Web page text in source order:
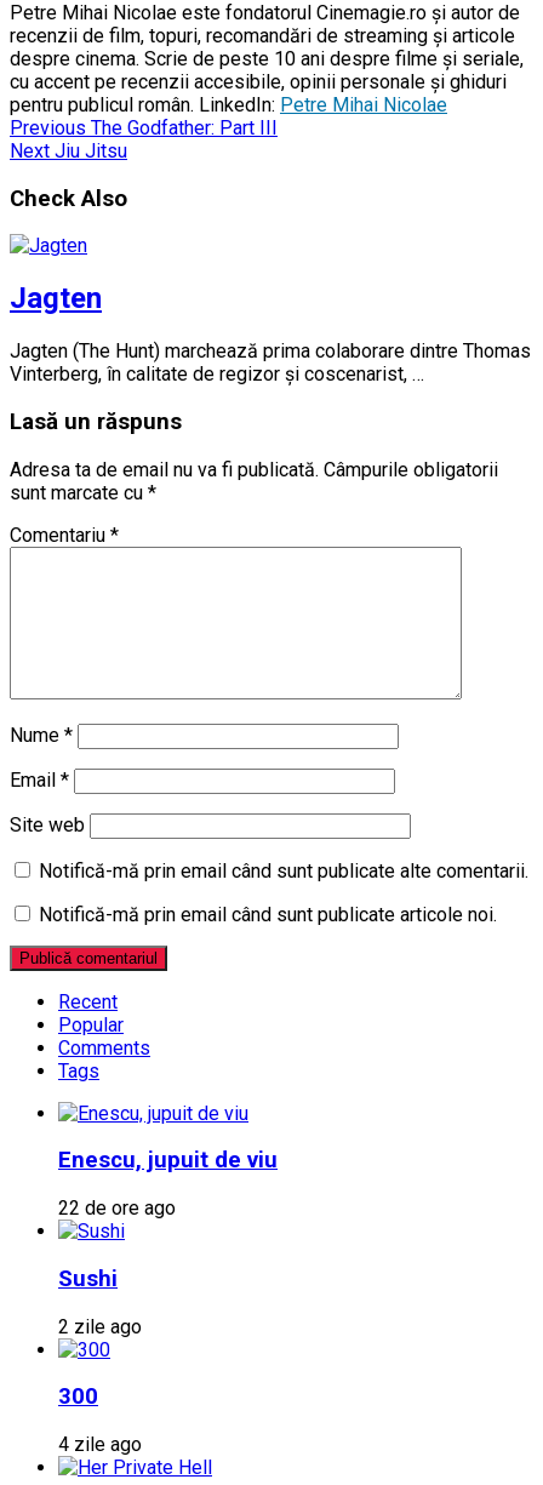
Petre Mihai Nicolae este fondatorul Cinemagie.ro și autor de
recenzii de film, topuri, recomandări de streaming și articole
despre cinema. Scrie de peste 10 ani despre filme și seriale,
cu accent pe recenzii accesibile, opinii personale și ghiduri
pentru publicul român. LinkedIn: Petre Mihai Nicolae
Previous The Godfather: Part III
Next Jiu Jitsu
Check Also
Jagten
Jagten (The Hunt) marchează prima colaborare dintre Thomas
Vinterberg, în calitate de regizor și coscenarist, …
Lasă un răspuns
Adresa ta de email nu va fi publicată. Câmpurile obligatorii
sunt marcate cu *
Comentariu *
Nume *
Email *
Site web
Notifică-mă prin email când sunt publicate alte comentarii.
Notifică-mă prin email când sunt publicate articole noi.
Recent
Popular
Comments
Tags
Enescu, jupuit de viu
22 de ore ago
Sushi
2 zile ago
300
4 zile ago